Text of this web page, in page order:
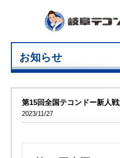
お知らせ
第15回全国テコンドー新人
2023/11/27